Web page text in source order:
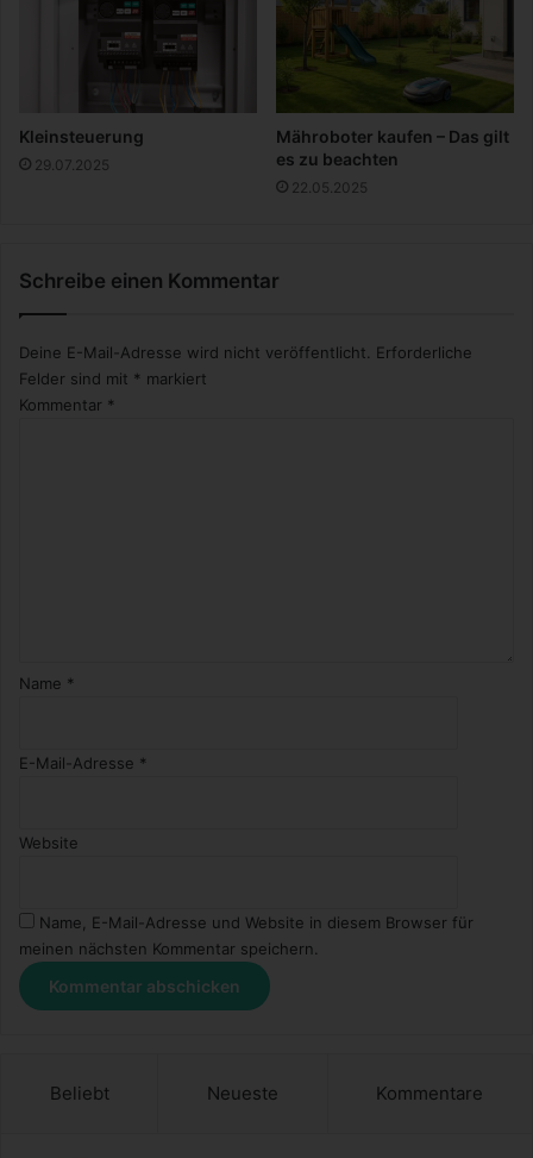
i
e
e
C
r
r
Kleinsteuerung
29.07.2025
Mähroboter kaufen – Das gilt
es zu beachten
22.05.2025
Schreibe einen Kommentar
Deine E-Mail-Adresse wird nicht veröffentlicht.
Erforderliche
Felder sind mit * markiert
Kommentar *
Name *
E-Mail-Adresse *
Website
Name, E-Mail-Adresse und Website in diesem Browser für
meinen nächsten Kommentar speichern.
Beliebt Neueste Kommentare